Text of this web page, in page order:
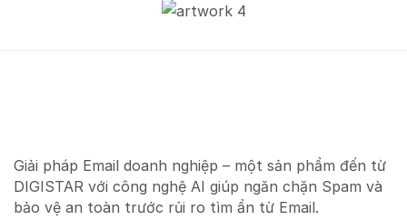
Giải pháp Email doanh nghiệp – một sản phẩm đến từ
DIGISTAR với công nghệ AI giúp ngăn chặn Spam và
bảo vệ an toàn trước rủi ro tìm ẩn từ Email.